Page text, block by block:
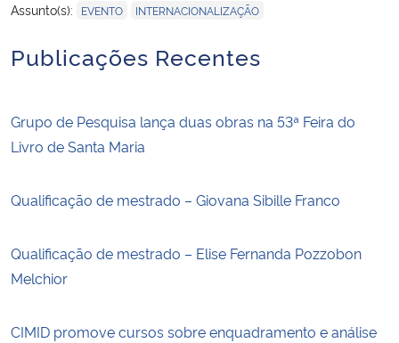
Assunto(s): EVENTO INTERNACIONALIZAÇÃO
Publicações Recentes
Grupo de Pesquisa lança duas obras na 53ª Feira do
Livro de Santa Maria
Qualificação de mestrado – Giovana Sibille Franco
Qualificação de mestrado – Elise Fernanda Pozzobon
Melchior
CIMID promove cursos sobre enquadramento e análise